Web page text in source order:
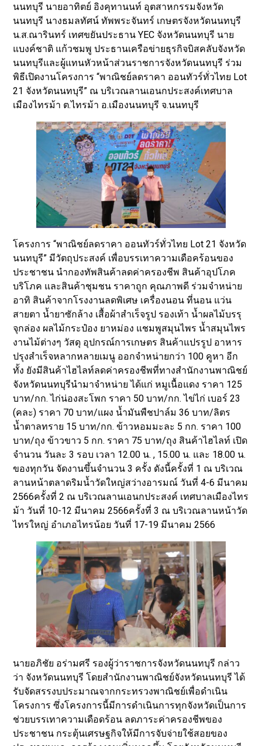
นนทบุรี นายอาทิตย์ อิงคุทานนท์ อุตสาหกรรมจังหวัด
นนทบุรี นางธมลทัศน์ ทัพพระจันทร์ เกษตรจังหวัดนนทบุรี
น.ส.ณารินทร์ เทศขยันประธาน YEC จังหวัดนนทบุรี นาย
แบงค์ชาติ แก้วชมพู ประธานเครือข่ายธุรกิจบิสคลับจังหวัด
นนทบุรีและผู้แทนหัวหน้าส่วนราชการจังหวัดนนทบุรี ร่วม
พิธีเปิดงานโครงการ “พาณิชย์ลดราคา ออนทัวร์ทั่วไทย Lot
21 จังหวัดนนทบุรี” ณ บริเวณลานเอนกประสงค์เทศบาล
เมืองไทรม้า ต.ไทรม้า อ.เมืองนนทบุรี จ.นนทบุรี
โครงการ “พาณิชย์ลดราคา ออนทัวร์ทั่วไทย Lot 21 จังหวัด
นนทบุรี” มีวัตถุประสงค์ เพื่อบรรเทาความเดือคร้อนของ
ประชาชน นำกองทัพสินค้าลดค่าครองชีพ สินค้าอุปโภค
บริโภค และสินค้าชุมชน ราคาถูก คุณภาพดี ร่วมจำหน่าย
อาทิ สินค้าจากโรงงานลดพิเศษ เครื่องนอน ที่นอน แว่น
สายตา น้ำยาซักล้าง เสื้อผ้าสำเร็จรูป รองเท้า น้ำผลไม้บรรุ
จุกล่อง ผลไม้กระป๋อง ยาหม่อง แชมพูสมุนไพร น้ำสมุนไพร
งานไม้ต่างๆ วัสดุ อุปกรณ์การเกษตร สินค้าแปรรูป อาหาร
ปรุงสำเร็จหลากหลายเมนู ออกจำหน่ายกว่า 100 คูหา อีก
ทั้ง ยังมีสินค้าไฮไลท์ลดค่าครองชีพที่ทางสำนักงานพาณิชย์
จังหวัดนนทบุรีนำมาจำหน่าย ได้แก่ หมูเนื้อแดง ราคา 125
บาท/กก. ไก่น่องสะโพก ราคา 50 บาท/กก. ไข่ไก่ เบอร์ 23
(คละ) ราคา 70 บาท/แผง น้ำมันพืชปาล์ม 36 บาท/ลิตร
น้ำตาลทราย 15 บาท/กก. ข้าวหอมมะละ 5 กก. ราคา 100
บาท/ถุง ข้าวขาว 5 กก. ราคา 75 บาท/ถุง สินค้าไฮไลท์ เปิด
จำนวน วันละ 3 รอบ เวลา 12.00 น. , 15.00 น. และ 18.00 น.
ของทุกวัน จัดงานขึ้นจำนวน 3 ครั้ง ดังนี้ครั้งที่ 1 ณ บริเวณ
ลานหน้าตลาดริมน้ำวัดใหญ่สว่างอารมณ์ วันที่ 4-6 มีนาคม
2566ครั้งที่ 2 ณ บริเวณลานเอนกประสงค์ เทศบาลเมืองไทร
ม้า วันที่ 10-12 มีนาคม 2566ครั้งที่ 3 ณ บริเวณลานหน้าวัด
ไทรใหญ่ อำเภอไทรน้อย วันที่ 17-19 มีนาคม 2566
นายอภิชัย อร่ามศรี รองผู้ว่าราชการจังหวัดนนทบุรี กล่าว
ว่า จังหวัดนนทบุรี โดยสำนักงานพาณิชย์จังหวัดนนทบุรี ได้
รับจัดสรรงบประมาณจากกระทรวงพาณิชย์เพื่อดำเนิน
โครงการ ซึ่งโครงการนี้มีการดำเนินการทุกจังหวัดเป็นการ
ช่วยบรรเทาความเดือดร้อน ลดภาระค่าครองชีพของ
ประชาชน กระตุ้นเศรษฐกิจให้มีการจับจ่ายใช้สอยของ